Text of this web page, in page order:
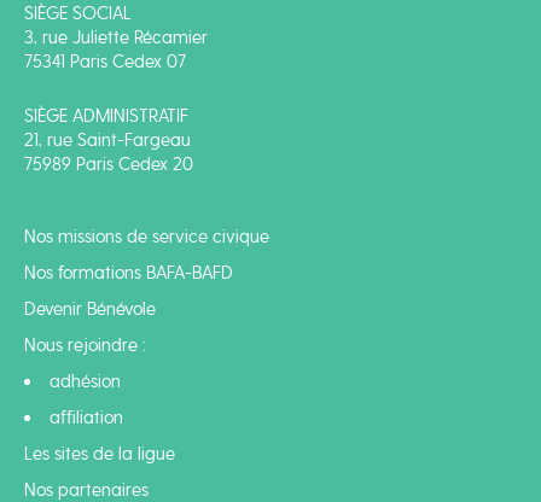
SIÈGE SOCIAL
3, rue Juliette Récamier
75341 Paris Cedex 07
SIÈGE ADMINISTRATIF
21, rue Saint-Fargeau
75989 Paris Cedex 20
Nos missions de service civique
Nos formations BAFA-BAFD
Devenir Bénévole
Nous rejoindre :
adhésion
affiliation
Les sites de la ligue
Nos partenaires